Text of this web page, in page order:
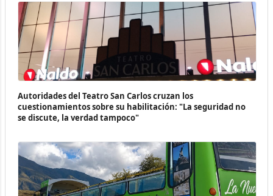
Autoridades del Teatro San Carlos cruzan los
cuestionamientos sobre su habilitación: "La seguridad no
se discute, la verdad tampoco"